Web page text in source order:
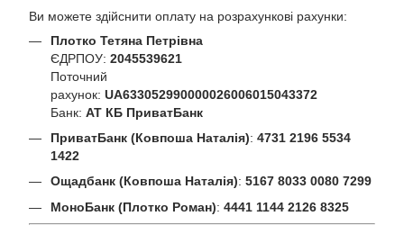
Ви можете здійснити оплату на розрахункові рахунки:
Плотко Тетяна Петрівна
ЄДРПОУ: 2045539621
Поточний
рахунок: UA633052990000026006015043372
Банк: АТ КБ ПриватБанк
ПриватБанк (Ковпоша Наталія): 4731 2196 5534
1422
Ощадбанк (Ковпоша Наталія): 5167 8033 0080 7299
МоноБанк (Плотко Роман): 4441 1144 2126 8325